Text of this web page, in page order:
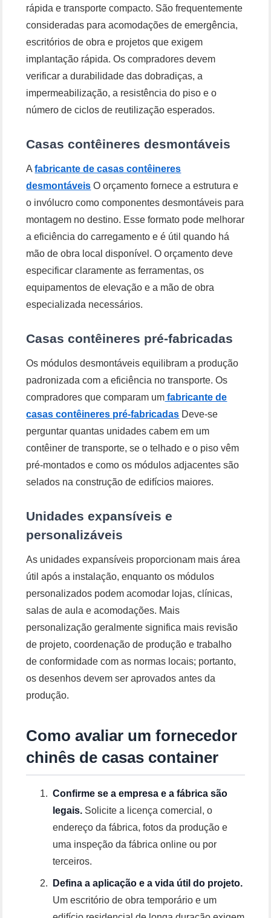
rápida e transporte compacto. São frequentemente
consideradas para acomodações de emergência,
escritórios de obra e projetos que exigem
implantação rápida. Os compradores devem
verificar a durabilidade das dobradiças, a
impermeabilização, a resistência do piso e o
número de ciclos de reutilização esperados.
Casas contêineres desmontáveis
Afabricante de casas contêineres
desmontáveis O orçamento fornece a estrutura e
o invólucro como componentes desmontáveis ​​para
montagem no destino. Esse formato pode melhorar
a eficiência do carregamento e é útil quando há
mão de obra local disponível. O orçamento deve
especificar claramente as ferramentas, os
equipamentos de elevação e a mão de obra
especializada necessários.
Casas contêineres pré-fabricadas
Os módulos desmontáveis ​​equilibram a produção
padronizada com a eficiência no transporte. Os
compradores que comparam um fabricante de
casas contêineres pré-fabricadas Deve-se
perguntar quantas unidades cabem em um
contêiner de transporte, se o telhado e o piso vêm
pré-montados e como os módulos adjacentes são
selados na construção de edifícios maiores.
Unidades expansíveis e
personalizáveis
As unidades expansíveis proporcionam mais área
útil após a instalação, enquanto os módulos
personalizados podem acomodar lojas, clínicas,
salas de aula e acomodações. Mais
personalização geralmente significa mais revisão
de projeto, coordenação de produção e trabalho
de conformidade com as normas locais; portanto,
os desenhos devem ser aprovados antes da
produção.
Como avaliar um fornecedor
chinês de casas container
Confirme se a empresa e a fábrica são
legais. Solicite a licença comercial, o
endereço da fábrica, fotos da produção e
uma inspeção da fábrica online ou por
terceiros.
Defina a aplicação e a vida útil do projeto.
Um escritório de obra temporário e um